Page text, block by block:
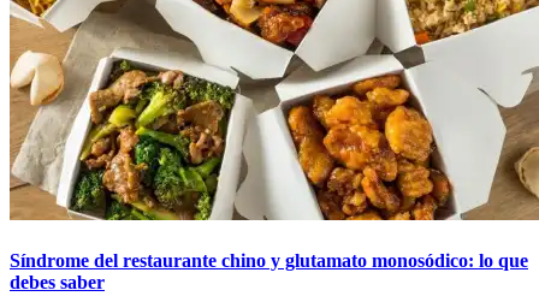
Síndrome del restaurante chino y glutamato monosódico: lo que
debes saber